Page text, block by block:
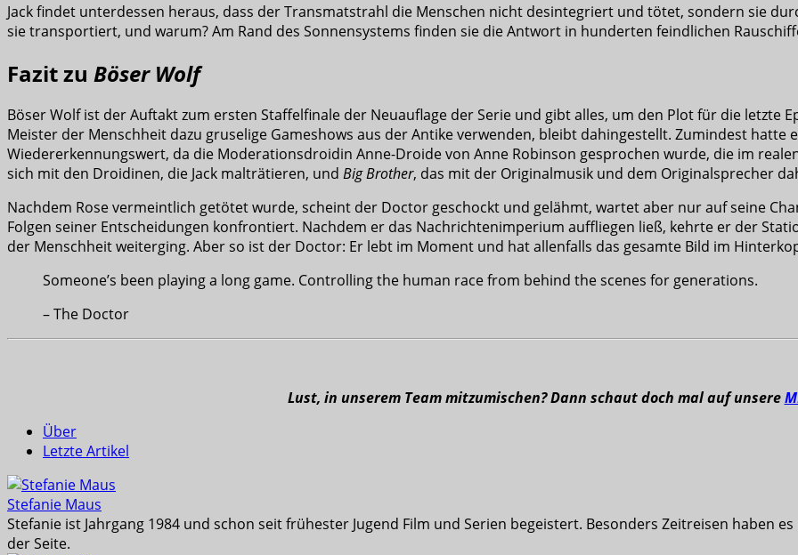
Jack findet unterdessen heraus, dass der Transmatstrahl die Menschen nicht desintegriert und tötet, sondern sie
sie transportiert, und warum? Am Rand des Sonnensystems finden sie die Antwort in hunderten feindlichen
Fazit zu Böser Wolf
Böser Wolf ist der Auftakt zum ersten Staffelfinale der Neuauflage der Serie und gibt alles, um den Plot für die letzte
Meister der Menschheit dazu gruselige Gameshows aus der Antike verwenden, bleibt dahingestellt. Zumindest
Wiedererkennungswert, da die Moderationsdroidin Anne-Droide von Anne Robinson gesprochen wurde, die im
sich mit den Droidinen, die Jack malträtieren, und Big Brother, das mit der Originalmusik und dem Originalsprecher
Nachdem Rose vermeintlich getötet wurde, scheint der Doctor geschockt und gelähmt, wartet aber nur auf seine
Folgen seiner Entscheidungen konfrontiert. Nachdem er das Nachrichtenimperium auffliegen ließ, kehrte er der
der Menschheit weiterging. Aber so ist der Doctor: Er lebt im Moment und hat allenfalls das gesamte Bild im
Someone’s been playing a long game. Controlling the human race from behind the scenes for generations.
– The Doctor
Lust, in unserem Team mitzumischen? Dann schaut doch mal auf unsere
Über
Letzte Artikel
Stefanie Maus
Stefanie ist Jahrgang 1984 und schon seit frühester Jugend Film und Serien begeistert. Besonders Zeitreisen haben
der Seite.